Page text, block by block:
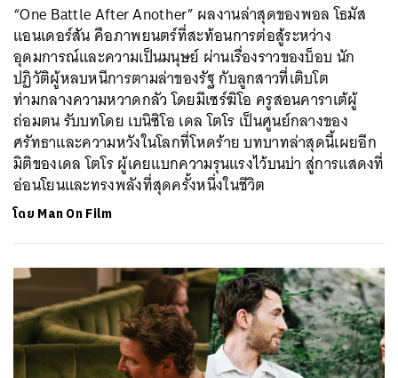
“One Battle After Another” ผลงานล่าสุดของพอล โธมัส
แอนเดอร์สัน คือภาพยนตร์ที่สะท้อนการต่อสู้ระหว่าง
อุดมการณ์และความเป็นมนุษย์ ผ่านเรื่องราวของบ็อบ นัก
ปฏิวัติผู้หลบหนีการตามล่าของรัฐ กับลูกสาวที่เติบโต
ท่ามกลางความหวาดกลัว โดยมีเซร์ฆิโอ ครูสอนคาราเต้ผู้
ถ่อมตน รับบทโดย เบนิซิโอ เดล โตโร เป็นศูนย์กลางของ
ศรัทธาและความหวังในโลกที่โหดร้าย บทบาทล่าสุดนี้เผยอีก
มิติของเดล โตโร ผู้เคยแบกความรุนแรงไว้บนบ่า สู่การแสดงที่
อ่อนโยนและทรงพลังที่สุดครั้งหนึ่งในชีวิต
โดย Man On Film
SHARE TWEET LINE EMAIL